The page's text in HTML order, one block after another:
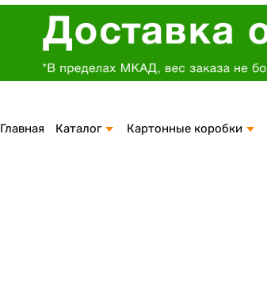
Главная Каталог Картонные коробки